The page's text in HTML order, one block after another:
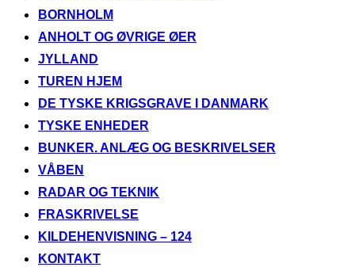
BORNHOLM
ANHOLT OG ØVRIGE ØER
JYLLAND
TUREN HJEM
DE TYSKE KRIGSGRAVE I DANMARK
TYSKE ENHEDER
BUNKER. ANLÆG OG BESKRIVELSER
VÅBEN
RADAR OG TEKNIK
FRASKRIVELSE
KILDEHENVISNING – 124
KONTAKT